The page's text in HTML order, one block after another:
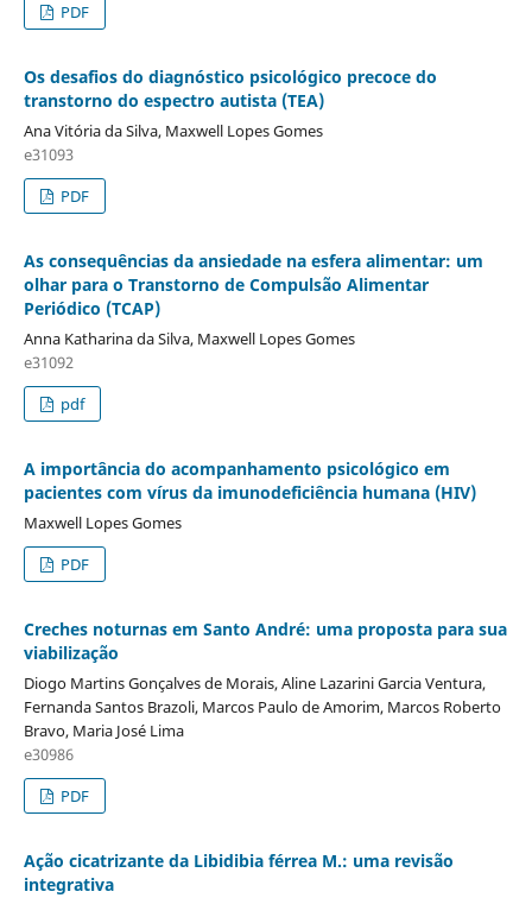
PDF
Os desafios do diagnóstico psicológico precoce do
transtorno do espectro autista (TEA)
Ana Vitória da Silva, Maxwell Lopes Gomes
e31093
PDF
As consequências da ansiedade na esfera alimentar: um
olhar para o Transtorno de Compulsão Alimentar
Periódico (TCAP)
Anna Katharina da Silva, Maxwell Lopes Gomes
e31092
pdf
A importância do acompanhamento psicológico em
pacientes com vírus da imunodeficiência humana (HIV)
Maxwell Lopes Gomes
PDF
Creches noturnas em Santo André: uma proposta para sua
viabilização
Diogo Martins Gonçalves de Morais, Aline Lazarini Garcia Ventura,
Fernanda Santos Brazoli, Marcos Paulo de Amorim, Marcos Roberto
Bravo, Maria José Lima
e30986
PDF
Ação cicatrizante da Libidibia férrea M.: uma revisão
integrativa